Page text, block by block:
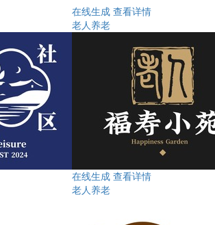
在线生成 查看详情
老人养老
在线生成 查看详情
老人养老